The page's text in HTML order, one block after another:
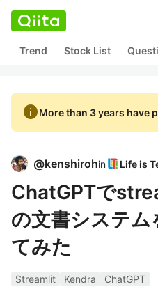
Trend Stock List
infoMore than 3 years have
@kenshirohin
ChatGPTで
の文書システム
てみた
Streamlit Kendra
ChatGPT